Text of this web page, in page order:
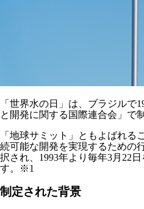
「世界水の日」は、ブラジルで
と開発に関する国際連合会」で
「地球サミット」ともよばれる
続可能な開発を実現するための
択され、1993年より毎年3月22
す。※1
制定された背景